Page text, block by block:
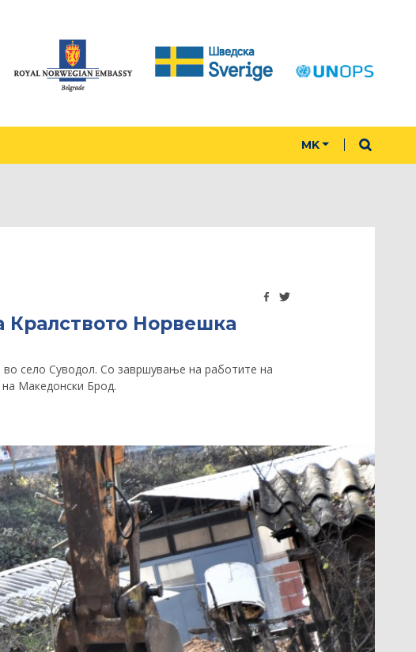
MK
Кралството Норвешка
во село Суводол. Со завршување на работите на
Македонски Брод.